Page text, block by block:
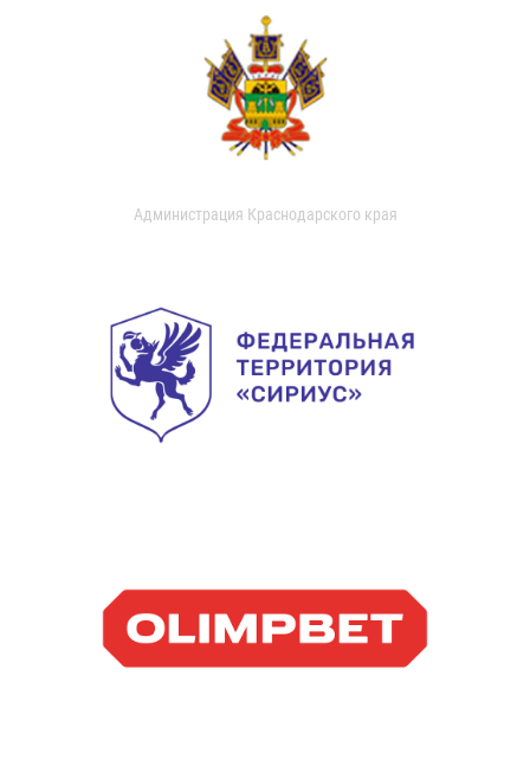
Администрация Краснодарского края